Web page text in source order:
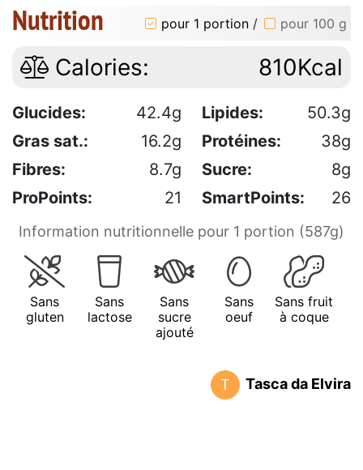
Nutrition pour 1 portion / pour 100 g
Calories: 810Kcal
Glucides: 42.4g Lipides:
50.3g
Gras sat.:
16.2g Protéines:
38g
Fibres:
8.7g Sucre:
8g
ProPoints:
21 SmartPoints: 26
Information nutritionnelle pour 1 portion (587g)
Sans
gluten
Sans
lactose
Sans
sucre
ajouté
Sans
oeuf
Sans fruit
à coque
T Tasca da Elvira